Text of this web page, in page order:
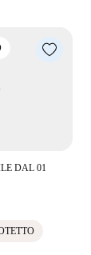
DAL 01